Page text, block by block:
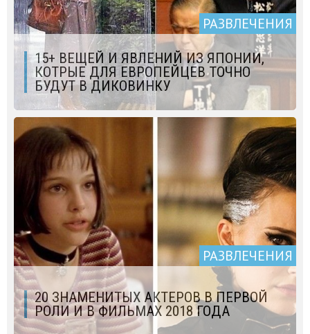
РАЗВЛЕЧЕНИЯ
15+ ВЕЩЕЙ И ЯВЛЕНИЙ ИЗ ЯПОНИИ,
КОТРЫЕ ДЛЯ ЕВРОПЕЙЦЕВ ТОЧНО
БУДУТ В ДИКОВИНКУ
РАЗВЛЕЧЕНИЯ
20 ЗНАМЕНИТЫХ АКТЕРОВ В ПЕРВОЙ
РОЛИ И В ФИЛЬМАХ 2018 ГОДА